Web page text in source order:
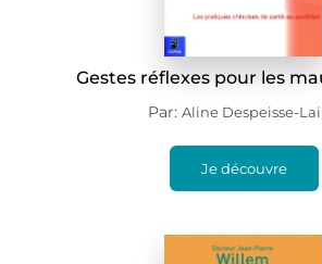
Gestes réflexes pour les
Par: Aline Despeisse-
Je découvre